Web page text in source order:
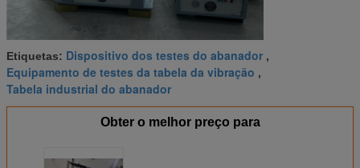
Etiquetas: Dispositivo dos testes do abanador ,
Equipamento de testes da tabela da vibração ,
Tabela industrial do abanador
Obter o melhor preço para